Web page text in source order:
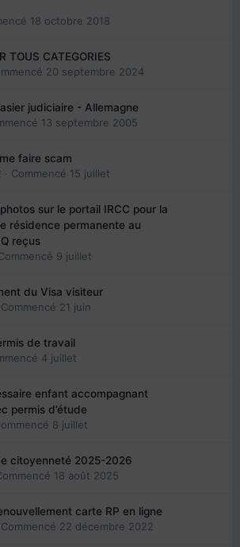
18 octobre 2018
TOUS CATEGORIES
20 septembre 2024
judiciaire - Allemagne
13 septembre 2005
faire scam
· Commencé 15 juillet
sur le portail IRCC pour la
résidence permanente au
reçus
9 juillet
du Visa visiteur
Commencé 21 juin
de travail
4 juillet
enfant accompagnant
permis d’étude
8 juillet
citoyenneté 2025-2026
18 août 2025
carte RP en ligne
Commencé 22 décembre 2022